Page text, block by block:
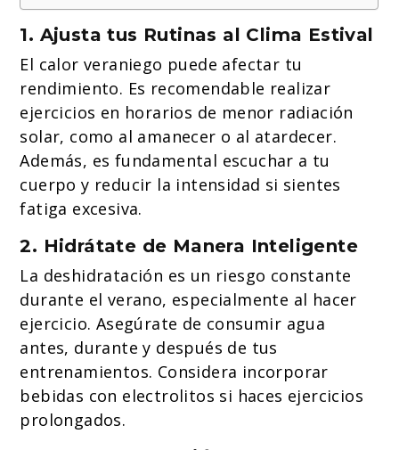
1. Ajusta tus Rutinas al Clima Estival
El calor veraniego puede afectar tu
rendimiento. Es recomendable realizar
ejercicios en horarios de menor radiación
solar, como al amanecer o al atardecer.
Además, es fundamental escuchar a tu
cuerpo y reducir la intensidad si sientes
fatiga excesiva.
2. Hidrátate de Manera Inteligente
La deshidratación es un riesgo constante
durante el verano, especialmente al hacer
ejercicio. Asegúrate de consumir agua
antes, durante y después de tus
entrenamientos. Considera incorporar
bebidas con electrolitos si haces ejercicios
prolongados.